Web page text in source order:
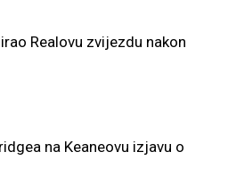
Realovu zvijezdu nakon
na Keaneovu izjavu o